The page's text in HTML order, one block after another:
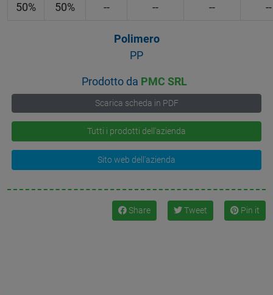
50% 50% -- -- -- --
Polimero
PP
Prodotto da PMC SRL
Scarica scheda in PDF
Tutti i prodotti dell'azienda
Sito web dell'azienda
Share Tweet Pin it